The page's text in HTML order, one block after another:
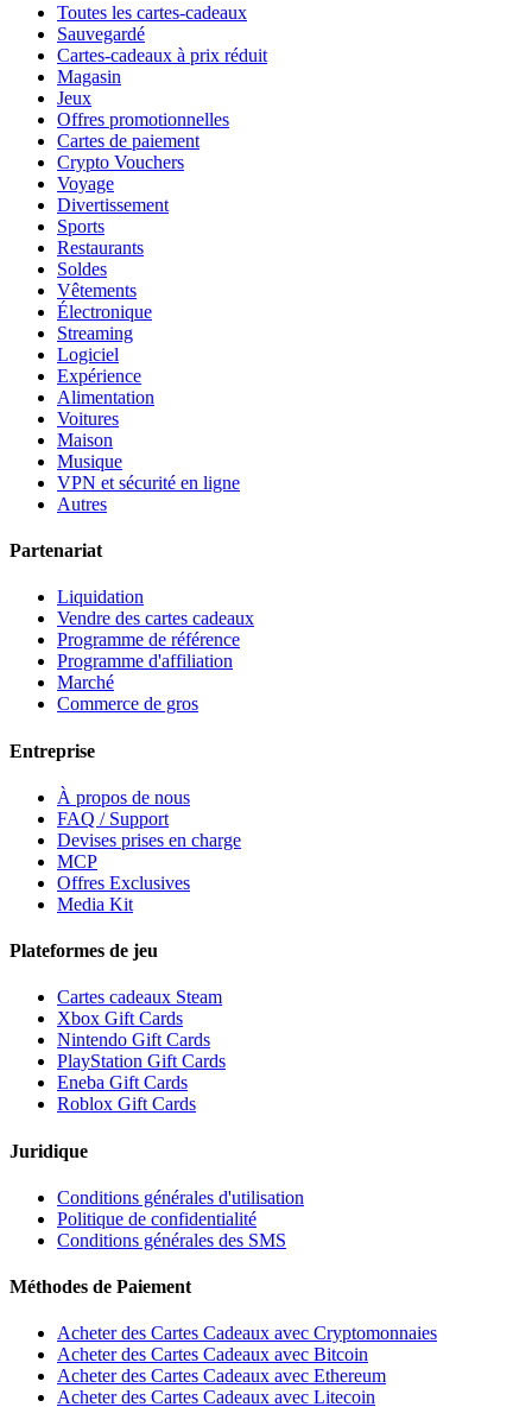
Toutes les cartes-cadeaux
Sauvegardé
Cartes-cadeaux à prix réduit
Magasin
Jeux
Offres promotionnelles
Cartes de paiement
Crypto Vouchers
Voyage
Divertissement
Sports
Restaurants
Soldes
Vêtements
Électronique
Streaming
Logiciel
Expérience
Alimentation
Voitures
Maison
Musique
VPN et sécurité en ligne
Autres
Partenariat
Liquidation
Vendre des cartes cadeaux
Programme de référence
Programme d'affiliation
Marché
Commerce de gros
Entreprise
À propos de nous
FAQ / Support
Devises prises en charge
MCP
Offres Exclusives
Media Kit
Plateformes de jeu
Cartes cadeaux Steam
Xbox Gift Cards
Nintendo Gift Cards
PlayStation Gift Cards
Eneba Gift Cards
Roblox Gift Cards
Juridique
Conditions générales d'utilisation
Politique de confidentialité
Conditions générales des SMS
Méthodes de Paiement
Acheter des Cartes Cadeaux avec Cryptomonnaies
Acheter des Cartes Cadeaux avec Bitcoin
Acheter des Cartes Cadeaux avec Ethereum
Acheter des Cartes Cadeaux avec Litecoin